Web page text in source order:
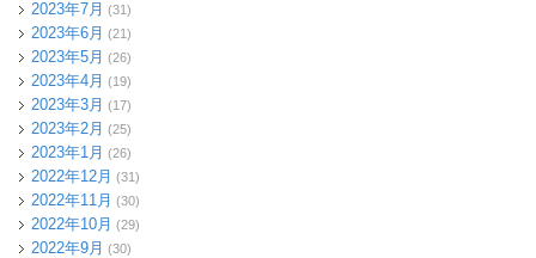
2023年7月 (31)
2023年6月 (21)
2023年5月 (26)
2023年4月 (19)
2023年3月 (17)
2023年2月 (25)
2023年1月 (26)
2022年12月 (31)
2022年11月 (30)
2022年10月 (29)
2022年9月 (30)